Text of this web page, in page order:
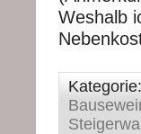
Weshalb
Kategorie: